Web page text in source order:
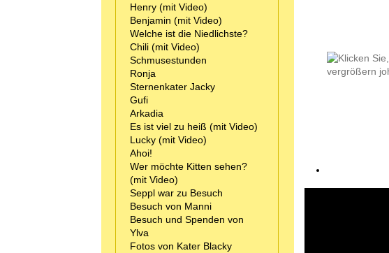
Henry (mit Video)
Benjamin (mit Video)
Welche ist die Niedlichste?
Chili (mit Video)
Schmusestunden
Ronja
Sternenkater Jacky
Gufi
Arkadia
Es ist viel zu heiß (mit Video)
Lucky (mit Video)
Ahoi!
Wer möchte Kitten sehen?
(mit Video)
Seppl war zu Besuch
Besuch von Manni
Besuch und Spenden von
Ylva
Fotos von Kater Blacky